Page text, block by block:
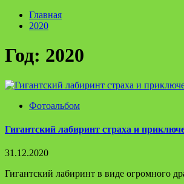
Главная
2020
Год: 2020
Фотоальбом
Гигантский лабиринт страха и
31.12.2020
Гигантский лабиринт в виде огромного